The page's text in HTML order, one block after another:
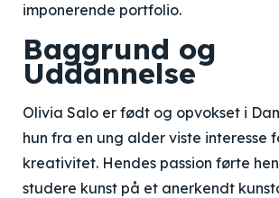
imponerende portfolio.
Baggrund og
Uddannelse
Olivia Salo er født og opvokset i
hun fra en ung alder viste interesse
kreativitet. Hendes passion førte
studere kunst på et anerkendt